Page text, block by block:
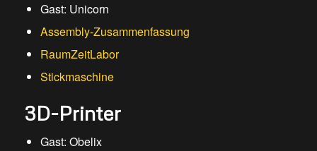
Gast: Unicorn
Assembly-Zusammenfassung
RaumZeitLabor
Stickmaschine
3D-Printer
Gast: Obelix